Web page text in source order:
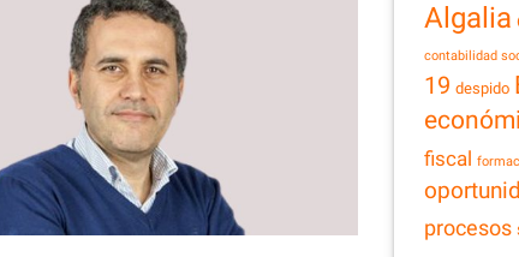
Algalia
contabilidad
19 despido
fiscal
procesos